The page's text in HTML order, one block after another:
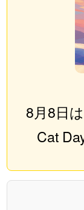
8月8日
Cat